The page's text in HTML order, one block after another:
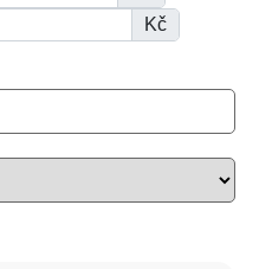
Kč